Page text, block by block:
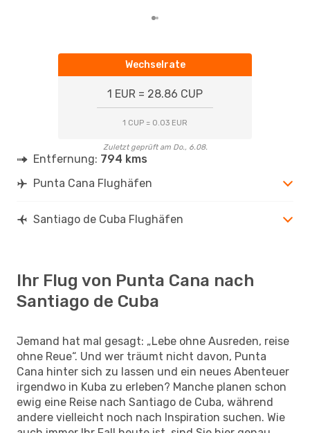
Wechselrate
1 EUR = 28.86 CUP
1 CUP = 0.03 EUR
Zuletzt geprüft am Do., 6.08.
Entfernung: 794 kms
Punta Cana Flughäfen
Santiago de Cuba Flughäfen
Ihr Flug von Punta Cana nach
Santiago de Cuba
Jemand hat mal gesagt: „Lebe ohne Ausreden, reise
ohne Reue“. Und wer träumt nicht davon, Punta
Cana hinter sich zu lassen und ein neues Abenteuer
irgendwo in Kuba zu erleben? Manche planen schon
ewig eine Reise nach Santiago de Cuba, während
andere vielleicht noch nach Inspiration suchen. Wie